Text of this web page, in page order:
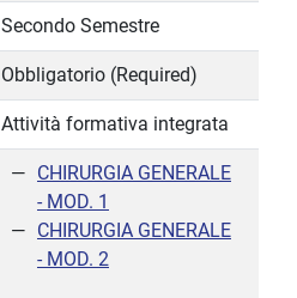
Secondo Semestre
Obbligatorio (Required)
Attività formativa integrata
CHIRURGIA GENERALE
- MOD. 1
CHIRURGIA GENERALE
- MOD. 2